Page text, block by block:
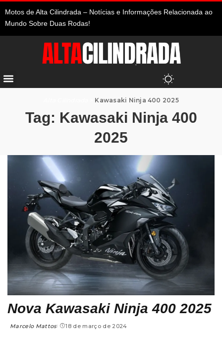
Motos de Alta Cilindrada – Notícias e Informações Relacionada ao
Mundo Sobre Duas Rodas!
Kawasaki Ninja 400 2025
Tag: Kawasaki Ninja 400
2025
Nova Kawasaki Ninja 400 2025
Marcelo Mattos 18 de março de 2024